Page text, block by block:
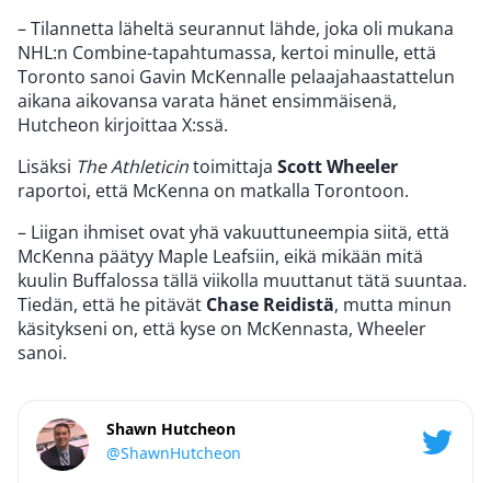
– Tilannetta läheltä seurannut lähde, joka oli mukana
NHL:n Combine-tapahtumassa, kertoi minulle, että
Toronto sanoi Gavin McKennalle pelaajahaastattelun
aikana aikovansa varata hänet ensimmäisenä,
Hutcheon kirjoittaa X:ssä.
Lisäksi The Athleticintoimittaja Scott Wheeler
raportoi, että McKenna on matkalla Torontoon.
– Liigan ihmiset ovat yhä vakuuttuneempia siitä, että
McKenna päätyy Maple Leafsiin, eikä mikään mitä
kuulin Buffalossa tällä viikolla muuttanut tätä suuntaa.
Tiedän, että he pitävät Chase Reidistä, mutta minun
käsitykseni on, että kyse on McKennasta, Wheeler
sanoi.
Shawn Hutcheon
@ShawnHutcheon